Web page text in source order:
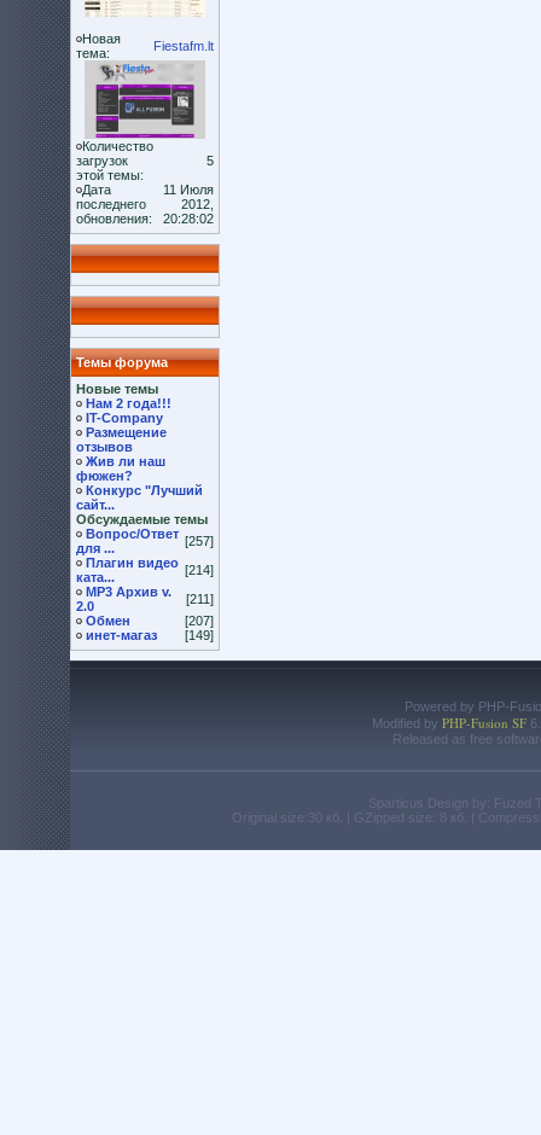
Новая
тема:
Fiestafm.lt
Количество
загрузок
этой темы:
5
Дата
последнего
обновления:
11 Июля
2012,
20:28:02
Темы форума
Новые темы
Нам 2 года!!!
IT-Company
Размещение
отзывов
Жив ли наш
фюжен?
Конкурс "Лучший
сайт...
Обсуждаемые темы
Вопрос/Ответ
для ...
[257]
Плагин видео
ката...
[214]
MP3 Архив v.
2.0
[211]
Обмен
[207]
инет-магаз
[149]
Powered by PHP-
Modified by PHP-Fusion SF
Released as free
Sparticus Design by: Fuzed
Original size:30 кб. | GZipped size: 8 кб. |